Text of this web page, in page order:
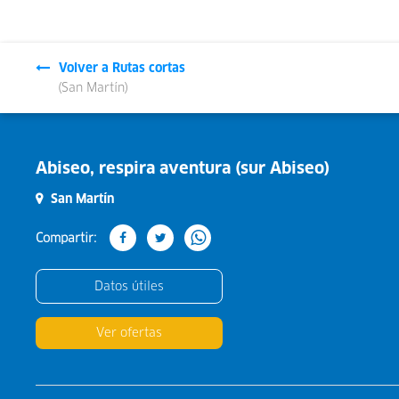
Volver a Rutas cortas
(San Martín)
Abiseo, respira aventura (sur Abiseo)
San Martín
Compartir:
Datos útiles
Ver ofertas